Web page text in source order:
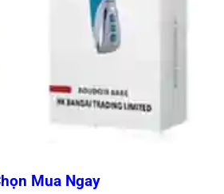
Mua Ngay